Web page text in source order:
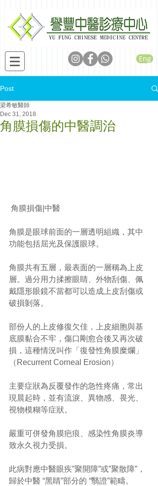
Eng
Post
角膜損傷的中醫調治
梁希敏醫師
Dec 31, 2018
角膜損傷|中醫
角膜是眼球前面的一層透明組織，其中
功能包括屈光及保護眼球。
角膜共有五層，最表面的一層稱為上皮
層。過分用力揉擦眼睛、外物刮傷、佩
戴隱形眼鏡不當都可以造成上皮刮傷或
破損剝落。
部份人的上皮修復欠佳，上皮細胞與基
底膜黏合不牢，傷口剛愈合後又再次破
損，這種情況叫作「復發性角膜糜爛」
（Recurrent Corneal Erosion）
主要症狀為反覆發作的急性疼痛，常出
現晨起時，並有流淚、異物感、畏光、
視物模糊等症狀。
嚴重可併發角膜疤痕、感染性角膜炎導
致永久視力受損。
此病對應中醫眼疾”聚開障”或”聚散障”，
歸於中醫 “黑睛”部分的 “翳證”範疇。